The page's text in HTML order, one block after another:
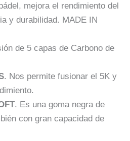
mejora el rendimiento del
y durabilidad. MADE IN
de 5 capas de Carbono de
. Nos permite fusionar el 5K y
. Es una goma negra de
con gran capacidad de